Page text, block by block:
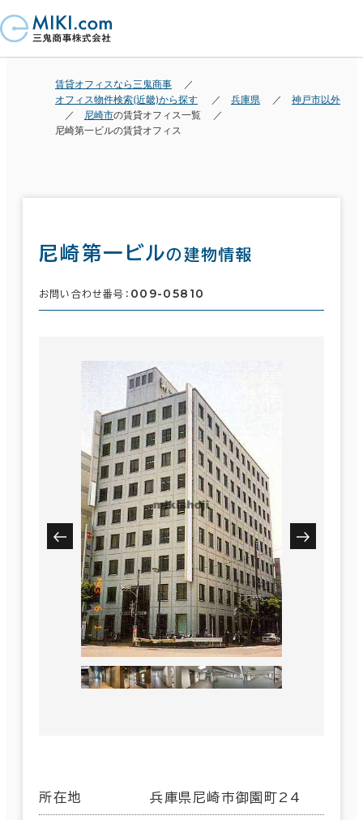
賃貸オフィスなら三鬼商事
オフィス物件検索(近畿)から探す
兵庫県
神戸市以外
尼崎市の賃貸オフィス一覧
尼崎第一ビルの賃貸オフィス
尼崎第一ビルの建物情報
お問い合わせ番号： 009-05810
所在地 兵庫県尼崎市御園町24